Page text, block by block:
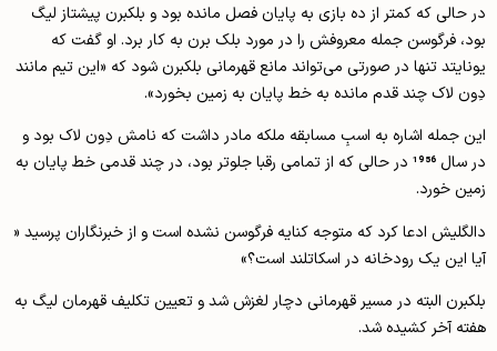
در حالی که کمتر از ده بازی به پایان فصل مانده بود و بلکبرن پیشتاز لیگ
بود، فرگوسن جمله معروفش را در مورد بلک برن به کار برد. او گفت که
یونایتد تنها در صورتی می‌تواند مانع قهرمانی بلکبرن شود که «این تیم مانند
دِون لاک چند قدم مانده به خط پایان به زمین بخورد».
این جمله اشاره به اسبِ مسابقه ملکه مادر داشت که نامش دِون لاک بود و
در سال 1956 در حالی که از تمامی رقبا جلوتر بود، در چند قدمی خط پایان به
زمین خورد.
دالگلیش ادعا کرد که متوجه کنایه فرگوسن نشده است و از خبرنگاران پرسید «
آیا این یک رودخانه در اسکاتلند است؟»
بلکبرن البته در مسیر قهرمانی دچار لغزش شد و تعیین تکلیف قهرمان لیگ به
هفته آخر کشیده شد.